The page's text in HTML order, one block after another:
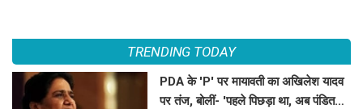
TRENDING TODAY
PDA के 'P' पर मायावती का अखिलेश यादव
पर तंज, बोलीं- 'पहले पिछड़ा था, अब पंडित